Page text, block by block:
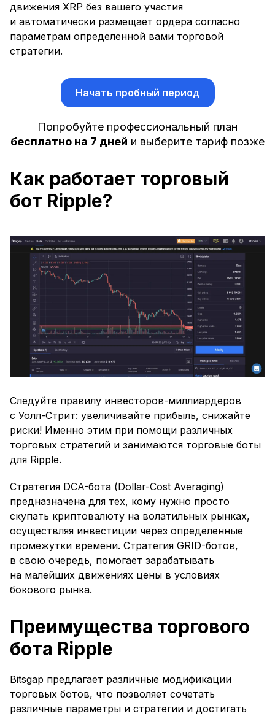
движения XRP без вашего участия
и автоматически размещает ордера согласно
параметрам определенной вами торговой
стратегии.
Начать пробный период
Попробуйте профессиональный план
бесплатно на 7 дней и выберите тариф позже
Как работает торговый
бот Ripple?
Следуйте правилу инвесторов-миллиардеров
с Уолл-Стрит: увеличивайте прибыль, снижайте
риски! Именно этим при помощи различных
торговых стратегий и занимаются торговые боты
для Ripple.
Стратегия DCA-бота (Dollar-Cost Averaging)
предназначена для тех, кому нужно просто
скупать криптовалюту на волатильных рынках,
осуществляя инвестиции через определенные
промежутки времени. Стратегия GRID-ботов,
в свою очередь, помогает зарабатывать
на малейших движениях цены в условиях
бокового рынка.
Преимущества торгового
бота Ripple
Bitsgap предлагает различные модификации
торговых ботов, что позволяет сочетать
различные параметры и стратегии и достигать